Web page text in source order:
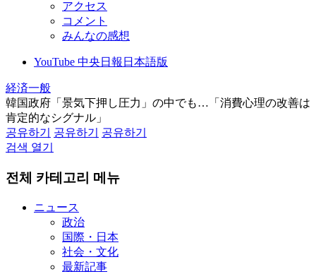
アクセス
コメント
みんなの感想
YouTube 中央日報日本語版
経済一般
韓国政府「景気下押し圧力」の中でも…「消費心理の改善は
肯定的なシグナル」
공유하기
공유하기
공유하기
검색 열기
전체 카테고리 메뉴
ニュース
政治
国際・日本
社会・文化
最新記事